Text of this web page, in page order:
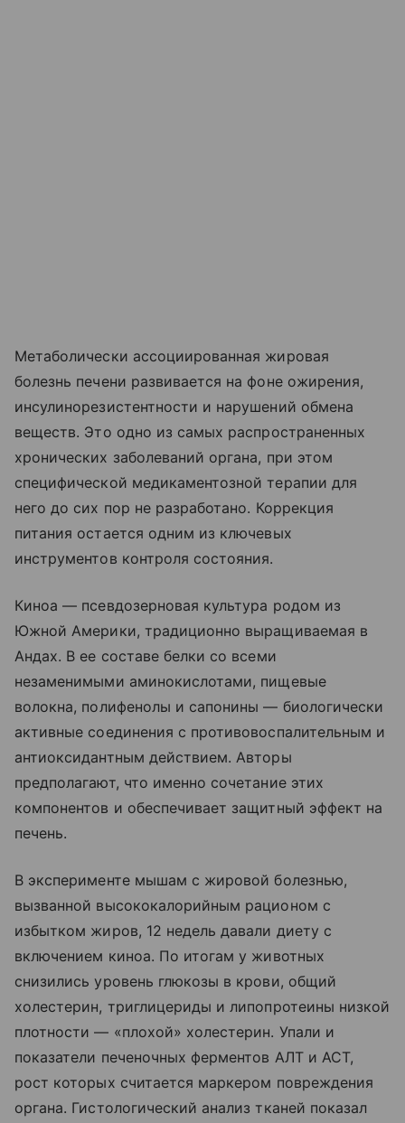
Метаболически ассоциированная жировая
болезнь печени развивается на фоне ожирения,
инсулинорезистентности и нарушений обмена
веществ. Это одно из самых распространенных
хронических заболеваний органа, при этом
специфической медикаментозной терапии для
него до сих пор не разработано. Коррекция
питания остается одним из ключевых
инструментов контроля состояния.
Киноа — псевдозерновая культура родом из
Южной Америки, традиционно выращиваемая в
Андах. В ее составе белки со всеми
незаменимыми аминокислотами, пищевые
волокна, полифенолы и сапонины — биологически
активные соединения с противовоспалительным и
антиоксидантным действием. Авторы
предполагают, что именно сочетание этих
компонентов и обеспечивает защитный эффект на
печень.
В эксперименте мышам с жировой болезнью,
вызванной высококалорийным рационом с
избытком жиров, 12 недель давали диету с
включением киноа. По итогам у животных
снизились уровень глюкозы в крови, общий
холестерин, триглицериды и липопротеины низкой
плотности — «плохой» холестерин. Упали и
показатели печеночных ферментов АЛТ и АСТ,
рост которых считается маркером повреждения
органа. Гистологический анализ тканей показал